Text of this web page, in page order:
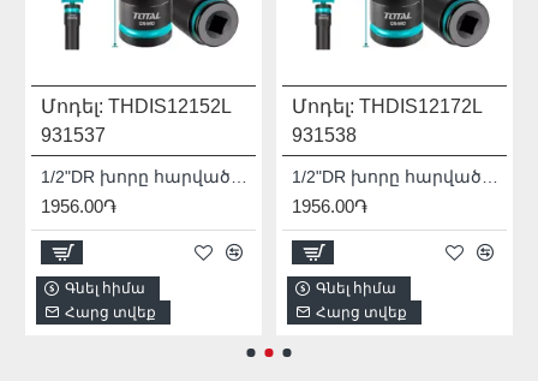
Մոդել: THDIS12152L
931537
1956.00֏
Գնել հիմա
Հարց տվեք
Մոդել: THDIS12172L
931538
1956.00֏
Գնել հիմա
Հարց տվեք